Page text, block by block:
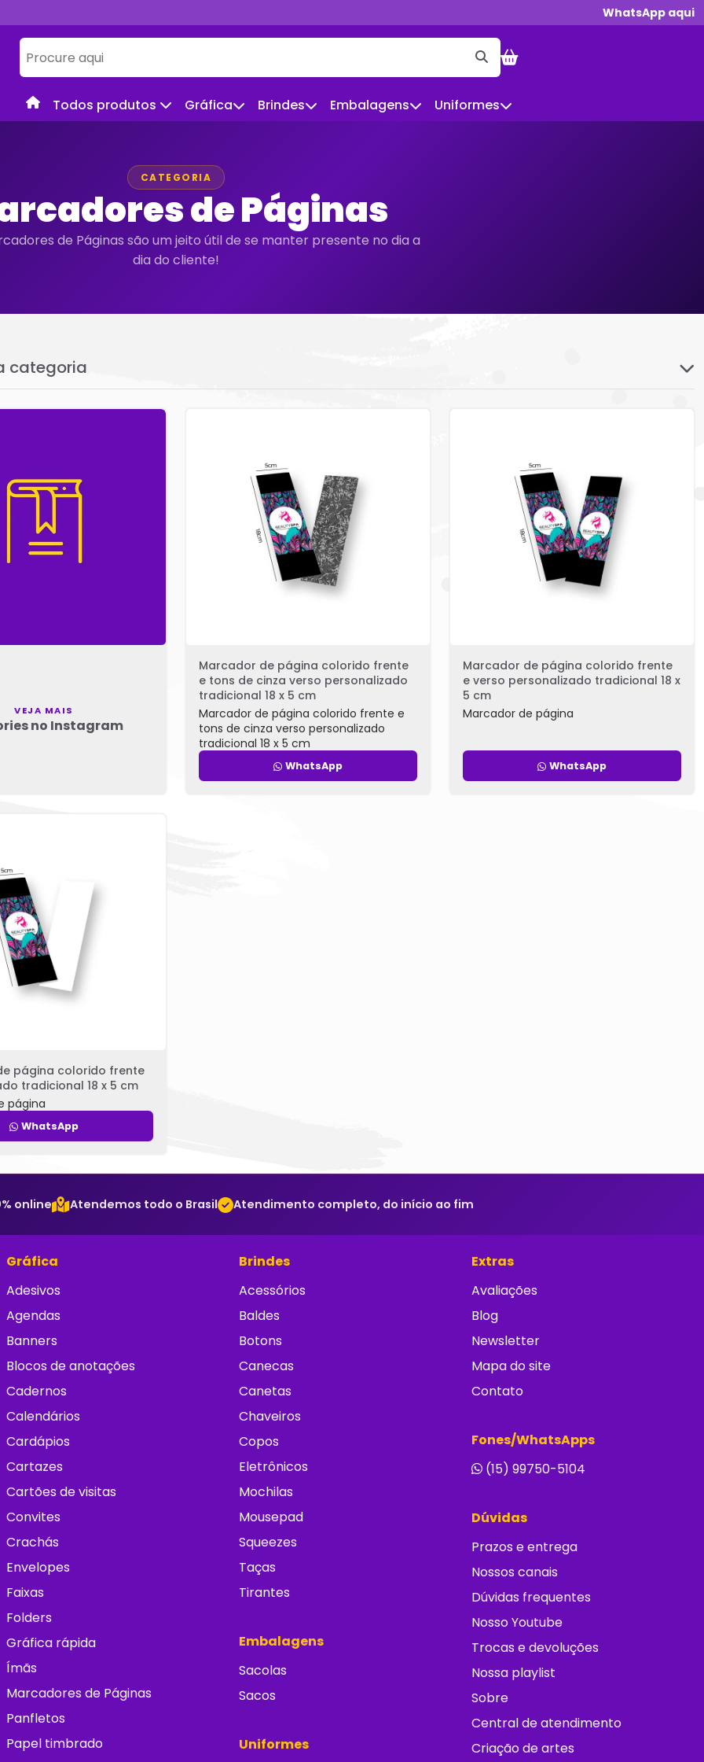
WhatsApp aqui
Todos produtos Gráfica Brindes Embalagens Uniformes
CATEGORIA
de Páginas
de Páginas são um jeito útil de se manter presente no dia a
dia do cliente!
categoria
VEJA MAIS
no Instagram
Marcador de página colorido frente
e tons de cinza verso personalizado
tradicional 18 x 5 cm
Marcador de página colorido frente e
tons de cinza verso personalizado
tradicional 18 x 5 cm
WhatsApp
Marcador de página colorido frente
e verso personalizado tradicional 18 x
5 cm
Marcador de página
WhatsApp
página colorido frente
tradicional 18 x 5 cm
página
WhatsApp
online Atendemos todo o Brasil Atendimento completo, do início ao fim
Gráfica
Adesivos
Agendas
Banners
Blocos de anotações
Cadernos
Calendários
Cardápios
Cartazes
Cartões de visitas
Convites
Crachás
Envelopes
Faixas
Folders
Gráfica rápida
Ímãs
Marcadores de Páginas
Panfletos
Papel timbrado
Brindes
Acessórios
Baldes
Botons
Canecas
Canetas
Chaveiros
Copos
Eletrônicos
Mochilas
Mousepad
Squeezes
Taças
Tirantes
Embalagens
Sacolas
Sacos
Uniformes
Extras
Avaliações
Blog
Newsletter
Mapa do site
Contato
Fones/WhatsApps
(15) 99750-5104
Dúvidas
Prazos e entrega
Nossos canais
Dúvidas frequentes
Nosso Youtube
Trocas e devoluções
Nossa playlist
Sobre
Central de atendimento
Criação de artes